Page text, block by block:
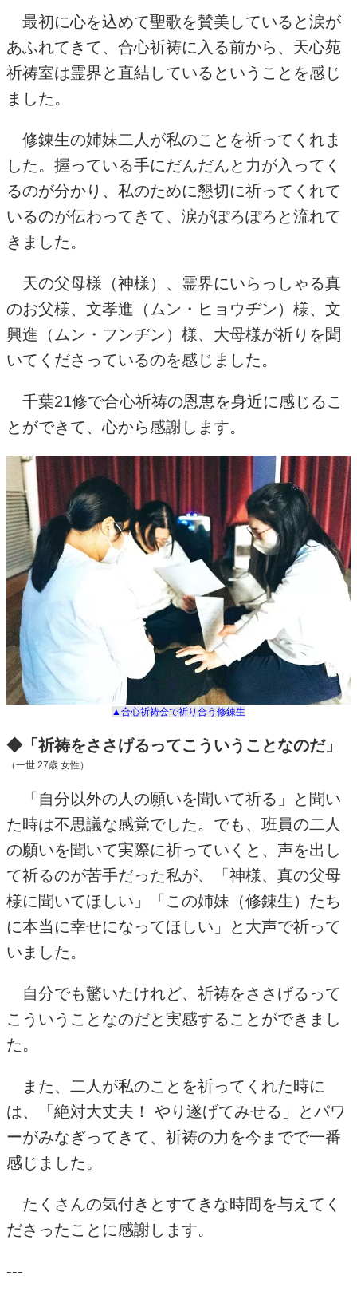
最初に心を込めて聖歌を賛美していると涙が
あふれてきて、合心祈祷に入る前から、天心苑
祈祷室は霊界と直結しているということを感じ
ました。
修錬生の姉妹二人が私のことを祈ってくれま
した。握っている手にだんだんと力が入ってく
るのが分かり、私のために懇切に祈ってくれて
いるのが伝わってきて、涙がぽろぽろと流れて
きました。
天の父母様（神様）、霊界にいらっしゃる真
のお父様、文孝進（ムン・ヒョウヂン）様、文
興進（ムン・フンヂン）様、大母様が祈りを聞
いてくださっているのを感じました。
千葉21修で合心祈祷の恩恵を身近に感じるこ
とができて、心から感謝します。
▲合心祈祷会で祈り合う修錬生
◆「祈祷をささげるってこういうことなのだ」
（一世 27歳 女性）
「自分以外の人の願いを聞いて祈る」と聞い
た時は不思議な感覚でした。でも、班員の二人
の願いを聞いて実際に祈っていくと、声を出し
て祈るのが苦手だった私が、「神様、真の父母
様に聞いてほしい」「この姉妹（修錬生）たち
に本当に幸せになってほしい」と大声で祈って
いました。
自分でも驚いたけれど、祈祷をささげるって
こういうことなのだと実感することができまし
た。
また、二人が私のことを祈ってくれた時に
は、「絶対大丈夫！ やり遂げてみせる」とパワ
ーがみなぎってきて、祈祷の力を今までで一番
感じました。
たくさんの気付きとすてきな時間を与えてく
ださったことに感謝します。
---